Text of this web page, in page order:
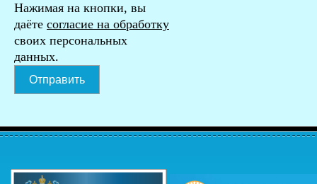
Нажимая на кнопки, вы
даёте согласие на обработку
своих персональных
данных.
Отправить